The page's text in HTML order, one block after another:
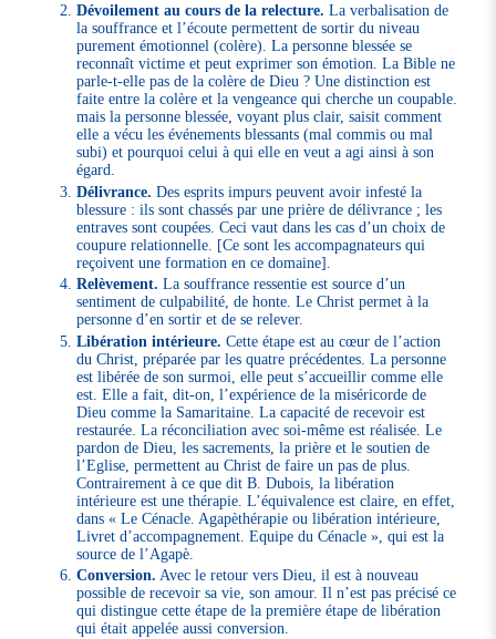
Dévoilement au cours de la relecture. La verbalisation de
la souffrance et l’écoute permettent de sortir du niveau
purement émotionnel (colère). La personne blessée se
reconnaît victime et peut exprimer son émotion. La Bible ne
parle-t-elle pas de la colère de Dieu ? Une distinction est
faite entre la colère et la vengeance qui cherche un coupable.
mais la personne blessée, voyant plus clair, saisit comment
elle a vécu les événements blessants (mal commis ou mal
subi) et pourquoi celui à qui elle en veut a agi ainsi à son
égard.
Délivrance. Des esprits impurs peuvent avoir infesté la
blessure : ils sont chassés par une prière de délivrance ; les
entraves sont coupées. Ceci vaut dans les cas d’un choix de
coupure relationnelle. [Ce sont les accompagnateurs qui
reçoivent une formation en ce domaine].
Relèvement. La souffrance ressentie est source d’un
sentiment de culpabilité, de honte. Le Christ permet à la
personne d’en sortir et de se relever.
Libération intérieure. Cette étape est au cœur de l’action
du Christ, préparée par les quatre précédentes. La personne
est libérée de son surmoi, elle peut s’accueillir comme elle
est. Elle a fait, dit-on, l’expérience de la miséricorde de
Dieu comme la Samaritaine. La capacité de recevoir est
restaurée. La réconciliation avec soi-même est réalisée. Le
pardon de Dieu, les sacrements, la prière et le soutien de
l’Eglise, permettent au Christ de faire un pas de plus.
Contrairement à ce que dit B. Dubois, la libération
intérieure est une thérapie. L’équivalence est claire, en effet,
dans « Le Cénacle. Agapèthérapie ou libération intérieure,
Livret d’accompagnement. Equipe du Cénacle », qui est la
source de l’Agapè.
Conversion. Avec le retour vers Dieu, il est à nouveau
possible de recevoir sa vie, son amour. Il n’est pas précisé ce
qui distingue cette étape de la première étape de libération
qui était appelée aussi conversion.